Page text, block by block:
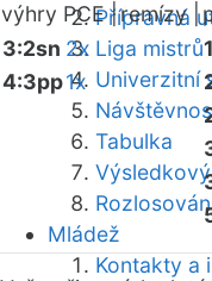
Přípravná
Liga mistrů
Univerzitní
Tabulka
Mládež
Kontakty a
výhry PCE |remízy |
3:2sn 2x
4:3pp1x